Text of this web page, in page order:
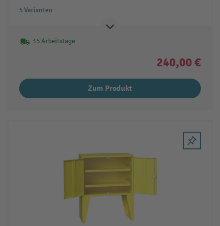
5 Varianten
15 Arbeitstage
240,00 €
Zum Produkt